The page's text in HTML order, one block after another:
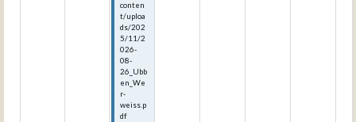
conten
t/uploa
ds/202
5/11/2
026-
08-
26_Ubb
en_We
r-
weiss.p
df